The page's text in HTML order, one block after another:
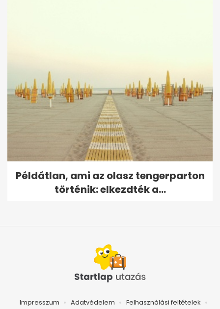
Példátlan, ami az olasz tengerparton
történik: elkezdték a...
Impresszum Adatvédelem Felhasználási feltételek